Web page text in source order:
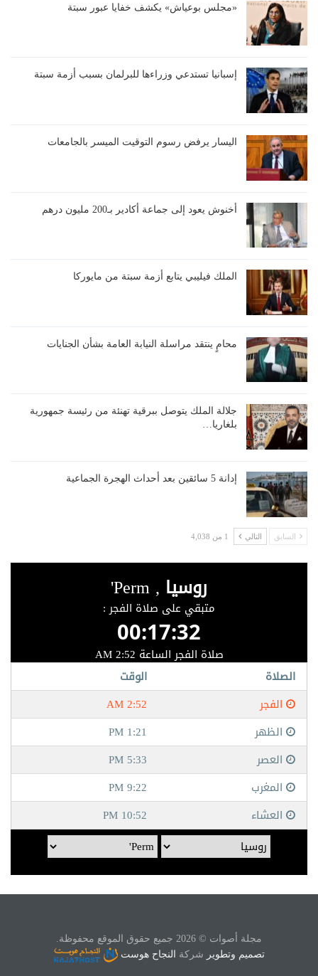
«مجلس بوعياش» يكشف خفايا عبور سبتة
إسبانيا تستدعي وزراءها للبرلمان بسبب أزمة سبتة
اليسار يرفض رسوم التوقيت الميسر بالجامعات
أخنوش يعود إلى جماعة أكادير بـ200 مليون درهم
الملك فيليبي يتابع أزمة سبتة من مايوركا
محامٍ ينتقد مراسلة النيابة العامة بشأن الجنايات
جلالة الملك يتوصل ببرقية تهنئة من رئيسة جمهورية
بلغاريا…
إدانة 5 سائقين بعد أحداث الهجرة الجماعية
السابق التالي 1 من 4,038
مجلة أصوات © 2026 جميع حقوق الموقع محفوظة.
تصميم وتطوير شركة النجاح هوست